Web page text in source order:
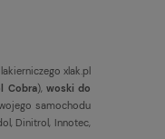
xlak.pl
Cobra), woski do
samochodu
Dinitrol, Innotec,